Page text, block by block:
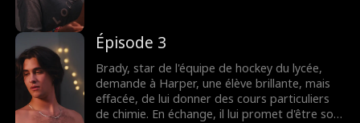
que se passera-t-il lorsque leur attirance
deviendra impossible à ignorer ?
Épisode 3
Brady, star de l'équipe de hockey du lycée,
demande à Harper, une élève brillante, mais
effacée, de lui donner des cours particuliers
de chimie. En échange, il lui promet d'être son